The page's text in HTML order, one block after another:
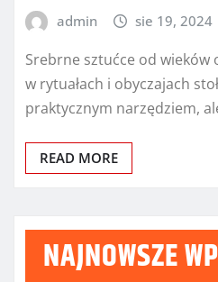
admin sie 19, 2024
Srebrne sztućce od wieków
w rytuałach i obyczajach
praktycznym narzędziem,
READ MORE
NAJNOWSZE